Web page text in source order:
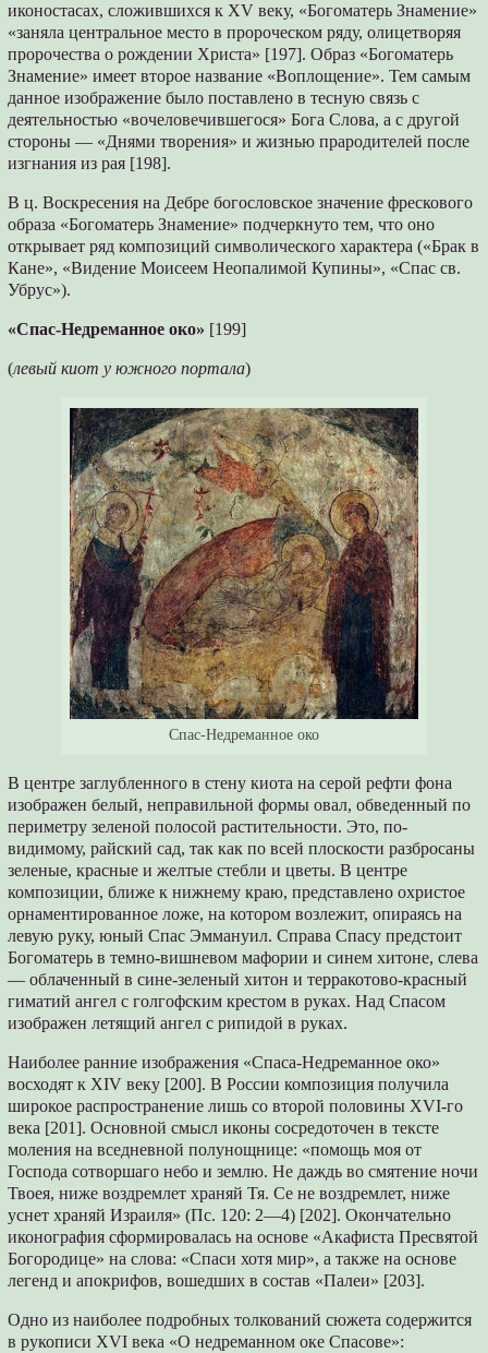
иконостасах, сложившихся к XV веку, «Богоматерь Знамение»
«заняла центральное место в пророческом ряду, олицетворяя
пророчества о рождении Христа» [197]. Образ «Богоматерь
Знамение» имеет второе название «Воплощение». Тем самым
данное изображение было поставлено в тесную связь с
деятельностью «вочеловечившегося» Бога Слова, а с другой
стороны — «Днями творения» и жизнью прародителей после
изгнания из рая [198].
В ц. Воскресения на Дебре богословское значение фрескового
образа «Богоматерь Знамение» подчеркнуто тем, что оно
открывает ряд композиций символического характера («Брак в
Кане», «Видение Моисеем Неопалимой Купины», «Спас св.
Убрус»).
«Спас-Недреманное око» [199]
(левый киот у южного портала)
Спас-Недреманное око
В центре заглубленного в стену киота на серой рефти фона
изображен белый, неправильной формы овал, обведенный по
периметру зеленой полосой растительности. Это, по-
видимому, райский сад, так как по всей плоскости разбросаны
зеленые, красные и желтые стебли и цветы. В центре
композиции, ближе к нижнему краю, представлено охристое
орнаментированное ложе, на котором возлежит, опираясь на
левую руку, юный Спас Эммануил. Справа Спасу предстоит
Богоматерь в темно-вишневом мафории и синем хитоне, слева
— облаченный в сине-зеленый хитон и терракотово-красный
гиматий ангел с голгофским крестом в руках. Над Спасом
изображен летящий ангел с рипидой в руках.
Наиболее ранние изображения «Спаса-Недреманное око»
восходят к XIV веку [200]. В России композиция получила
широкое распространение лишь со второй половины XVI-го
века [201]. Основной смысл иконы сосредоточен в тексте
моления на вседневной полунощнице: «помощь моя от
Господа сотворшаго небо и землю. Не даждь во смятение ночи
Твоея, ниже воздремлет храняй Тя. Се не воздремлет, ниже
уснет храняй Израиля» (Пс. 120: 2—4) [202]. Окончательно
иконография сформировалась на основе «Акафиста Пресвятой
Богородице» на слова: «Спаси хотя мир», а также на основе
легенд и апокрифов, вошедших в состав «Палеи» [203].
Одно из наиболее подробных толкований сюжета содержится
в рукописи XVI века «О недреманном оке Спасове»: